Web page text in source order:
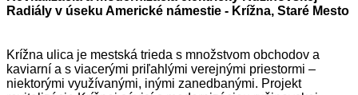
Radiály v úseku Americké námestie - Krížna, Staré Mesto
Krížna ulica je mestská trieda s množstvom obchodov a
kaviarní a s viacerými priľahlými verejnými priestormi –
niektorými využívanými, inými zanedbanými. Projekt